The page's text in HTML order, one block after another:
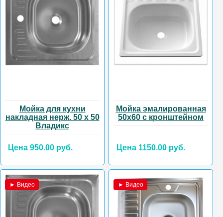
Мойка для кухни
накладная нерж. 50 х 50
Владикс
Цена 950.00 руб.
Мойка эмалированная
50х60 с кронштейном
Цена 1150.00 руб.
► Видео ► Видео